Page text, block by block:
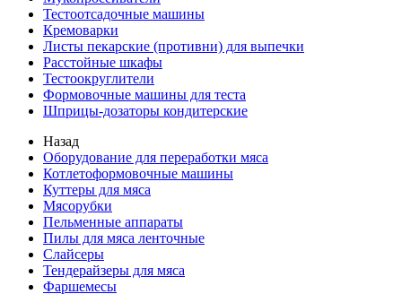
Тестоотсадочные машины
Кремоварки
Листы пекарские (противни) для выпечки
Расстойные шкафы
Тестоокруглители
Формовочные машины для теста
Шприцы-дозаторы кондитерские
Назад
Оборудование для переработки мяса
Котлетоформовочные машины
Куттеры для мяса
Мясорубки
Пельменные аппараты
Пилы для мяса ленточные
Слайсеры
Тендерайзеры для мяса
Фаршемесы